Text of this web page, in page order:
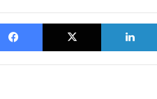
Facebook X